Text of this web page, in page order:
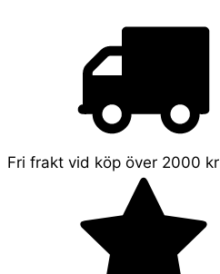
Fri frakt vid köp över 2000 kr